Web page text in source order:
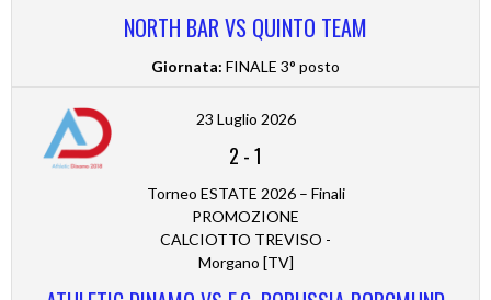
NORTH BAR VS QUINTO TEAM
Giornata: FINALE 3° posto
23 Luglio 2026
2 -1
Torneo ESTATE 2026 – Finali
PROMOZIONE
CALCIOTTO TREVISO -
Morgano [TV]